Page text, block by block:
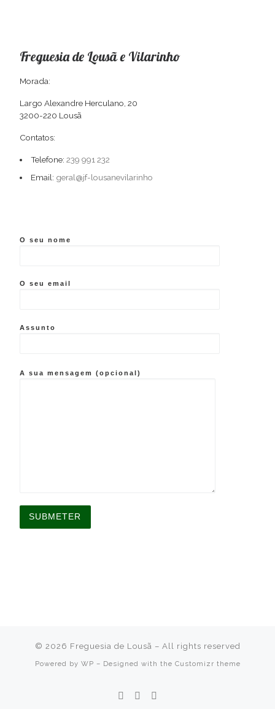
Freguesia de Lousã e Vilarinho
Morada:
Largo Alexandre Herculano, 20
3200-220 Lousã
Contatos:
Telefone:239 991 232
Email: geral@jf-lousanevilarinho
O seu nome
O seu email
Assunto
A sua mensagem (opcional)
© 2026 Freguesia de Lousã – All rights reserved
Powered by WP – Designed with the Customizr theme